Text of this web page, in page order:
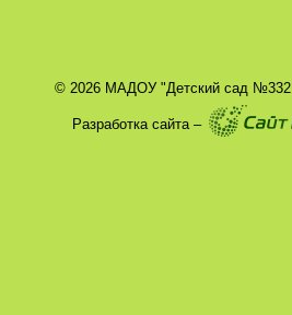
© 2026 МАДОУ "Детский сад №332
Разработка сайта –